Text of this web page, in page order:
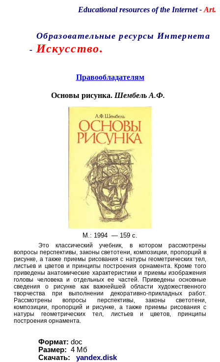
Educational resources of the Internet- Art.
Образовательные ресурсы Интернета
- Искусство.
Правообладателям
Основы рисунка.Шембель А.Ф.
М.: 1994 — 159 с.
Это классический учебник, в котором рассмотрены
вопросы перспективы, законы светотени, композиции, пропорций в
рисунке, а также приемы рисования с натуры геометрических тел,
листьев и цветов и принципы построения орнамента. Кроме того
приведены анатомические характеристики и приемы изображения
головы человека и отдельных ее частей. Приведены основные
сведения о рисунке как важнейшей области художественного
творчества при выполнении декоративно-прикладных работ.
Рассмотрены вопросы перспективы, законы светотени,
композиции, пропорций и рисунке, а также приемы рисования с
натуры геометрических тел, листьев и цветов, принципы
построения орнамента.
Формат: doc
Размер: 4 Мб
Скачать:
yandex.disk